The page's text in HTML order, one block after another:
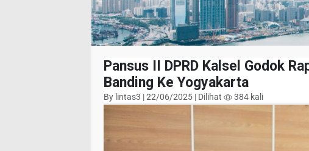
Pansus II DPRD Kalsel Godok
Banding Ke Yogyakarta
By lintas3 | 22/06/2025 | Dilihat 384 kali